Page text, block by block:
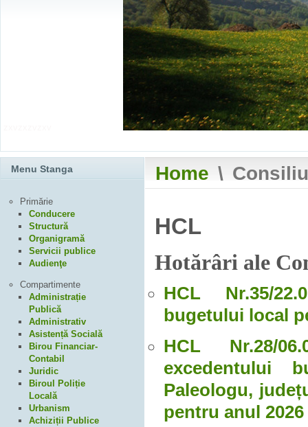
Home \
HCL
Hotărâri ale
HCL Nr.35/
bugetului local
HCL Nr.28/
excedentului
Paleologu,
pentru anul 2026
Menu Stanga
Primărie
Conducere
Structură
Organigramă
Servicii publice
Audienţe
Compartimente
Administrație
Publică
Administrativ
Asistență Socială
Birou Financiar-
Contabil
Juridic
Biroul Poliție
Locală
Urbanism
Achiziții Publice